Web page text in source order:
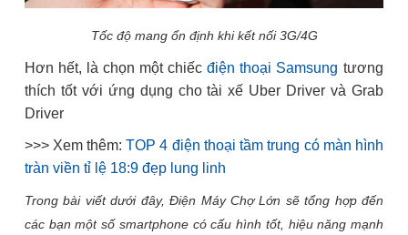
Tốc độ mang ổn định khi kết nối 3G/4G
Hơn hết, là chọn một chiếc điện thoại Samsung tương
thích tốt với ứng dụng cho tài xế Uber Driver và Grab
Driver
>>> Xem thêm: TOP 4 điện thoại tầm trung có màn hình
tràn viền tỉ lệ 18:9 đẹp lung linh
Trong bài viết dưới đây, Điện Máy Chợ Lớn sẽ tổng hợp đến
các bạn một số smartphone có cấu hình tốt, hiệu năng mạnh